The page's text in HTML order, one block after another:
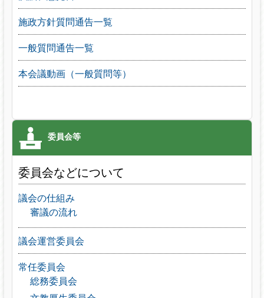
施政方針質問通告一覧
一般質問通告一覧
本会議動画（一般質問等）
委員会などについて
議会の仕組み
審議の流れ
議会運営委員会
常任委員会
総務委員会